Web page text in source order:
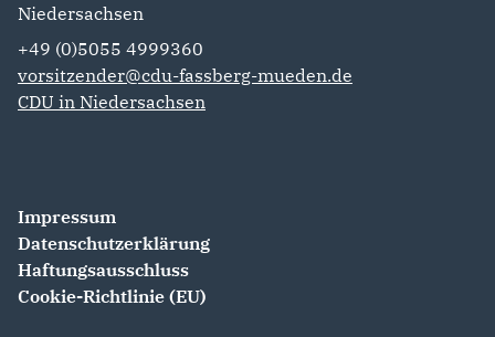
Niedersachsen
+49 (0)5055 4999360
vorsitzender@cdu-fassberg-mueden.de
CDU in Niedersachsen
Impressum
Datenschutzerklärung
Haftungsausschluss
Cookie-Richtlinie (EU)